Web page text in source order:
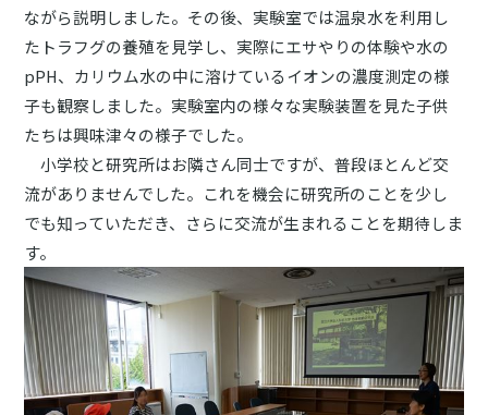
ながら説明しました。その後、実験室では温泉水を利用し
たトラフグの養殖を見学し、実際にエサやりの体験や水の
pPH、カリウム水の中に溶けているイオンの濃度測定の様
子も観察しました。実験室内の様々な実験装置を見た子供
たちは興味津々の様子でした。
小学校と研究所はお隣さん同士ですが、普段ほとんど交
流がありませんでした。これを機会に研究所のことを少し
でも知っていただき、さらに交流が生まれることを期待しま
す。